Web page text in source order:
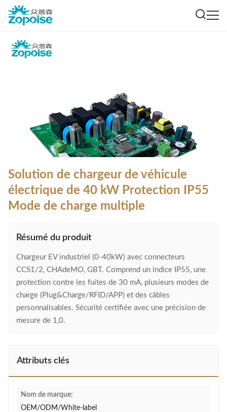
Solution de chargeur de véhicule
électrique de 40 kW Protection IP55
Mode de charge multiple
Résumé du produit
Chargeur EV industriel (0-40kW) avec connecteurs
CCS1/2, CHAdeMO, GBT. Comprend un indice IP55, une
protection contre les fuites de 30 mA, plusieurs modes de
charge (Plug&Charge/RFID/APP) et des câbles
personnalisables. Sécurité certifiée avec une précision de
mesure de 1,0.
Attributs clés
Nom de marque:
OEM/ODM/White-label